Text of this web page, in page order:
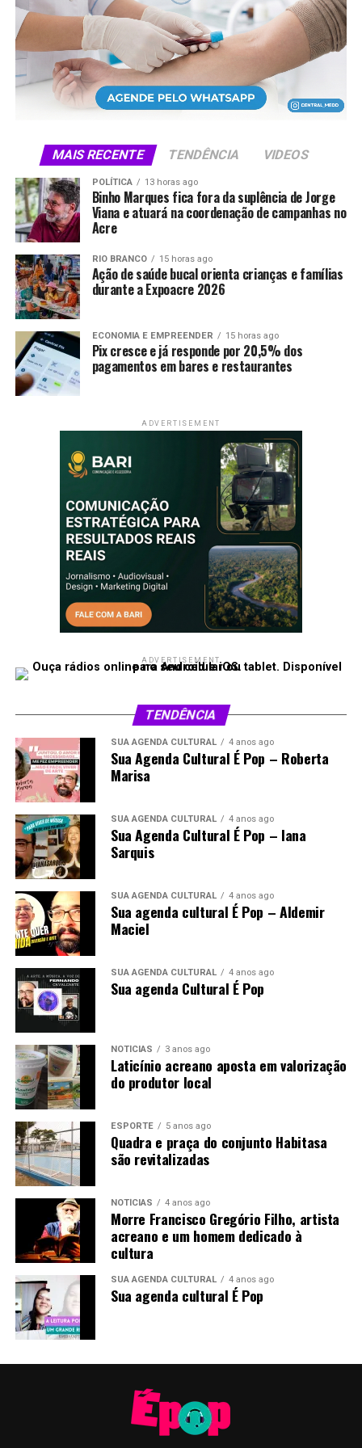
X Facebook WhatsApp
LinkedIn Telegram
MAIS RECENTE TENDÊNCIA VIDEOS
POLÍTICA 13 horas ago
Binho Marques fica fora da suplência de Jorge
Viana e atuará na coordenação de campanhas no
Acre
RIO BRANCO 15 horas ago
Ação de saúde bucal orienta crianças e famílias
durante a Expoacre 2026
ECONOMIA E EMPREENDER 15 horas ago
Pix cresce e já responde por 20,5% dos
pagamentos em bares e restaurantes
ADVERTISEMENT
ADVERTISEMENT
TENDÊNCIA
SUA AGENDA CULTURAL 4 anos ago
Sua Agenda Cultural É Pop – Roberta
Marisa
SUA AGENDA CULTURAL 4 anos ago
Sua Agenda Cultural É Pop – Iana
Sarquis
SUA AGENDA CULTURAL 4 anos ago
Sua agenda cultural É Pop – Aldemir
Maciel
SUA AGENDA CULTURAL 4 anos ago
Sua agenda Cultural É Pop
NOTÍCIAS 3 anos ago
Laticínio acreano aposta em valorização
do produtor local
ESPORTE 5 anos ago
Quadra e praça do conjunto Habitasa
são revitalizadas
NOTÍCIAS 4 anos ago
Morre Francisco Gregório Filho, artista
acreano e um homem dedicado à
cultura
SUA AGENDA CULTURAL 4 anos ago
Sua agenda cultural É Pop